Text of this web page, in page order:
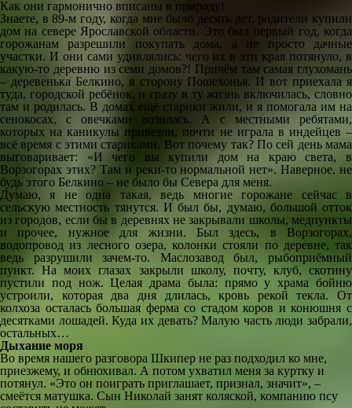
Как они гармонично вписаны в природу!
Знаете, в 89-м году, когда мне было десять дет, родители купили
дом на севере Ярославской области. Это был первый год, когда
горожанам разрешили покупать дома, а не просто дачные
участки. И они сами удивлялись: чего их в эти края потянуло, в
какую-то деревню из семи домов?! Причём там самая глухомань
– деревенька Белкино, в сторону Пошехонья. И вот приехала я
туда, городской ребёнок, и сразу в ту жизнь включилась, словно
там и родилась. В домах ещё старики жили, и я помогала им на
сенокосах, с овечками возилась. А с местными ребятами,
которых на каникулы привезли, почти не играла в индейцев –
всё время с этими стариками. Вот почему так? По сей день мама
выговаривает: «И чего вы купили дом на краю света, в
Ворзогорах этих? Там и реки-то нормальной нет». Наверное, не
будь этого Белкино – не было бы Севера для меня.
Думаю, я не одна такая, ведь многие горожане сейчас в
сельскую местность тянутся. И был бы, думаю, большой отток
из городов, если бы в деревнях не закрывали школы, медпункты
и прочее, нужное для жизни. Был здесь, в Ворзогорах,
водопровод из лесного озера, колонки стояли по деревне, так
ведь разрушили зачем-то. Маслозавод был, рыбоприёмный
пункт. На моих глазах закрыли школу, почту, клуб, скотину
пустили под нож. Целая драма была: прямо у храма бойню
устроили, которая два дня длилась, кровь рекой текла. От
колхоза осталась большая ферма со стадом коров и конюшня с
десятками лошадей. Куда их девать? Малую часть люди забрали,
остальных…
Дыхание моря
Во время нашего разговора Шкипер не раз подходил ко мне,
приезжему, и обнюхивал. А потом ухватил меня за куртку и
потянул. «Это он поиграть приглашает, признал, значит», –
смеётся матушка. Сын Николай занят коляской, компанию псу